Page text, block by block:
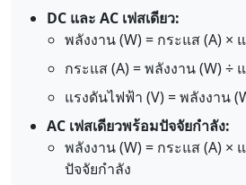
DC และ AC เฟสเดียว:
พลังงาน (W) = กระแส (A) ×
กระแส (A) = พลังงาน (W) ÷
แรงดันไฟฟ้า (V) = พลังงาน
AC เฟสเดียวพร้อมปัจจัยกำลัง:
พลังงาน (W) = กระแส (A) ×
ปัจจัยกำลัง